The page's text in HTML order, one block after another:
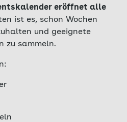
eröffnet alle
ist es, schon Wochen
und geeignete
zu sammeln.